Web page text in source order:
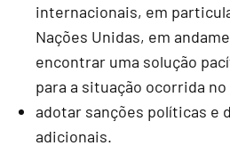
internacionais, em
Nações Unidas, em
encontrar uma solução
para a situação ocorrida
adotar sanções políticas e
adicionais.